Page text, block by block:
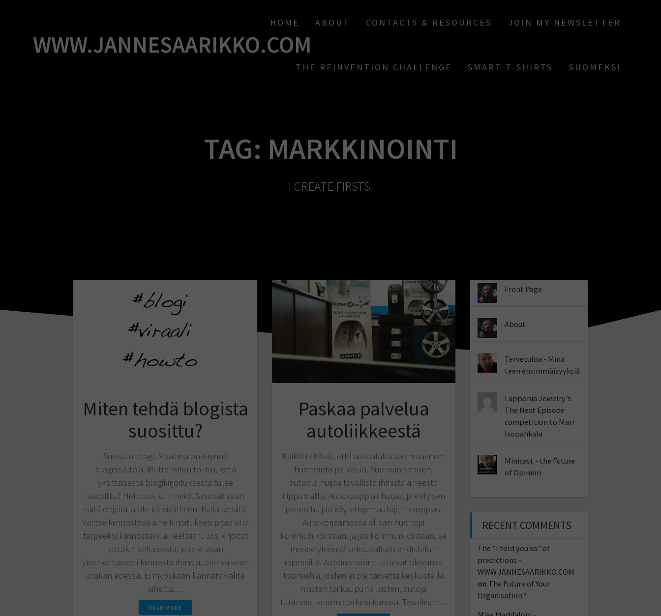
WWW.JANNESAARIKKO.COM
HOME ABOUT CONTACTS & RESOURCES JOIN MY NEWSLETTER
THE REINVENTION CHALLENGE SMART T-SHIRTS SUOMEKSI
TAG: MARKKINOINTI
I CREATE FIRSTS.
Miten tehdä blogista
suosittu?
Suosittu blogi. Maailma on täynnä
blogisisältöjä. Mutta miten toimia, jotta
yksittäisestä blogikirjoituksesta tulee
suosittu? Helppoa kuin mikä. Seuraat vaan
näitä ohjeita ja ole kärsivällinen. Kyllä se siitä.
Valitse kiinnostava aihe Kirjoituksesi pitää olla
tarpeeksi kiinnostava aiheeltaan. Jos kirjoitat
jostakin sellaisesta, joka ei vaan
yksinkertaisesti kiinnosta ihmisiä, olet vaikean
urakan edessä. Ei myöskään kannata valita
aihetta,…
READ MORE
Paskaa palvelua
autoliikkeestä
Kaikki tietävät, että autoalalta saa maailman
huonointa palvelua. Suoraan sanoen,
autoala huijaa tavallista ihmistä aiheesta
riippumatta. Autokauppias huijaa, ja erityisen
paljon huijaa käytettyjen autojen kauppias.
Autokorjaamossa ollaan huonoja
kommunikoimaan, ja jos kommunikoidaan, se
menee yleensä seksuaalisen ahdistelun
rajamailla. Autoinsinöörit luulevat olevansa
tosimiehiä, joiden ei ole tarvetta keskustella
naisten tai kaupunkilaisten, autoja
tuntemattomien dorkien kanssa. Tavallisen…
Front Page
About
Tervetuloa - Minä
teen ensimmäisyyksiä
Lapponia Jewelry’s
The Next Episode
competition to Mari
Isopahkala
Minicast - the Future
of Opinion
RECENT COMMENTS
The "I told you so" of
predictions -
WWW.JANNESAARIKKO.COM
on The Future of Your
Organisation?